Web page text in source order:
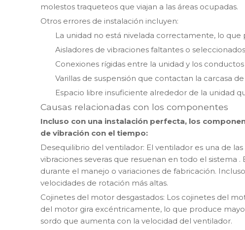
molestos traqueteos que viajan a las áreas ocupadas.
Otros errores de instalación incluyen:
La unidad no está nivelada correctamente, lo
Aisladores de vibraciones faltantes o
Conexiones rígidas entre la unidad y los
Varillas de suspensión que contactan la carcasa
Espacio libre insuficiente alrededor de la unidad
Causas relacionadas con los componentes
Incluso con una instalación perfecta, los
de vibración con el tiempo:
Desequilibrio del ventilador: El ventilador es una de
vibraciones severas que resuenan en todo el sistema .
durante el manejo o variaciones de fabricación.
velocidades de rotación más altas.
Cojinetes del motor desgastados: Los cojinetes del
del motor gira excéntricamente, lo que produce
sordo que aumenta con la velocidad del ventilador.